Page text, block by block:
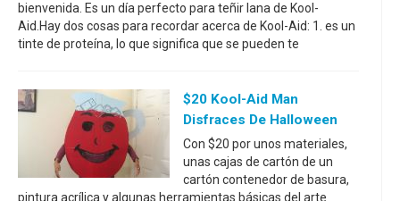
bienvenida. Es un día perfecto para teñir lana de Kool-
Aid.Hay dos cosas para recordar acerca de Kool-Aid: 1. es un
tinte de proteína, lo que significa que se pueden te
$20 Kool-Aid Man
Disfraces De Halloween
Con $20 por unos materiales,
unas cajas de cartón de un
cartón contenedor de basura,
pintura acrílica y algunas herramientas básicas del arte